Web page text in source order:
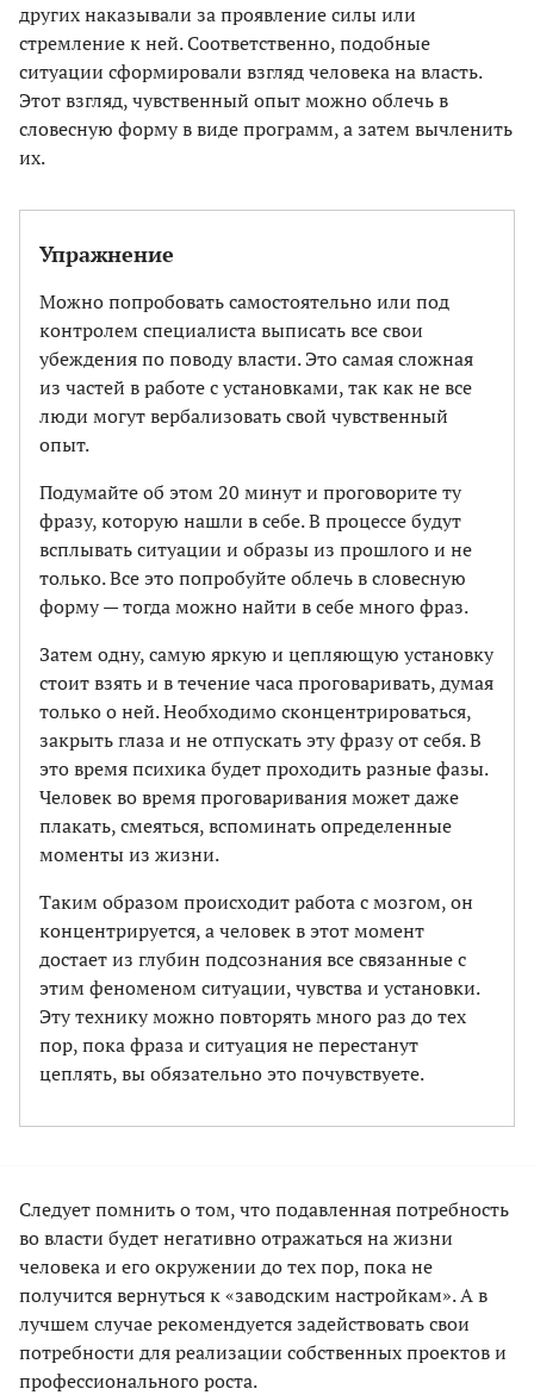
других наказывали за проявление силы или
стремление к ней. Соответственно, подобные
ситуации сформировали взгляд человека на власть.
Этот взгляд, чувственный опыт можно облечь в
словесную форму в виде программ, а затем вычленить
их.
Упражнение
Можно попробовать самостоятельно или под
контролем специалиста выписать все свои
убеждения по поводу власти. Это самая сложная
из частей в работе с установками, так как не все
люди могут вербализовать свой чувственный
опыт.
Подумайте об этом 20 минут и проговорите ту
фразу, которую нашли в себе. В процессе будут
всплывать ситуации и образы из прошлого и не
только. Все это попробуйте облечь в словесную
форму — тогда можно найти в себе много фраз.
Затем одну, самую яркую и цепляющую установку
стоит взять и в течение часа проговаривать, думая
только о ней. Необходимо сконцентрироваться,
закрыть глаза и не отпускать эту фразу от себя. В
это время психика будет проходить разные фазы.
Человек во время проговаривания может даже
плакать, смеяться, вспоминать определенные
моменты из жизни.
Таким образом происходит работа с мозгом, он
концентрируется, а человек в этот момент
достает из глубин подсознания все связанные с
этим феноменом ситуации, чувства и установки.
Эту технику можно повторять много раз до тех
пор, пока фраза и ситуация не перестанут
цеплять, вы обязательно это почувствуете.
Следует помнить о том, что подавленная потребность
во власти будет негативно отражаться на жизни
человека и его окружении до тех пор, пока не
получится вернуться к «заводским настройкам». А в
лучшем случае рекомендуется задействовать свои
потребности для реализации собственных проектов и
профессионального роста.